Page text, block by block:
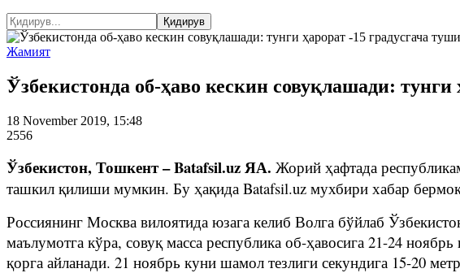
Жамият
Ўзбекистонда об-ҳаво кескин совуқлашади:
18 November 2019, 15:48
2556
Ўзбекистон, Тошкент – Batafsil.uz ЯА. Жорий ҳафтада
ташкил қилиши мумкин. Бу ҳақида Batafsil.uz мухбири хабар
Россиянинг Москва вилоятида юзага келиб Волга бўйлаб
маълумотга кўра, совуқ масса республика об-ҳавосига 21-24
қорга айланади. 21 ноябрь куни шамол тезлиги секундига 15-20